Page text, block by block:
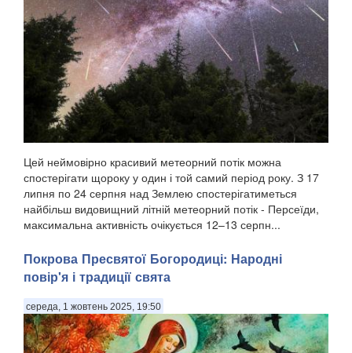
Цей неймовірно красивий метеорний потік можна
спостерігати щороку у один і той самий період року. З 17
липня по 24 серпня над Землею спостерігатиметься
найбільш видовищний літній метеорний потік - Персеїди,
максимальна активність очікується 12–13 серпн...
Покрова Пресвятої Богородиці: Народні
повір'я і традиції свята
середа, 1 жовтень 2025, 19:50